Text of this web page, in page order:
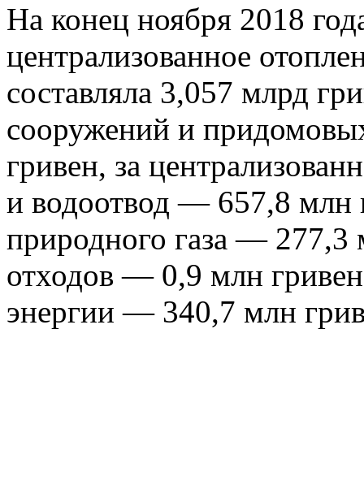
На конец ноября 2018
централизованное
составляла 3,057 млрд
сооружений и
гривен, за
и водоотвод — 657,8 млн
природного газа — 277,3
отходов — 0,9 млн
энергии — 340,7 млн